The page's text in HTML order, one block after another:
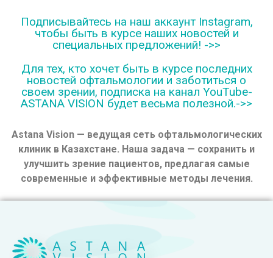
Подписывайтесь на наш аккаунт Instagram,
чтобы быть в курсе наших новостей и
специальных предложений! ->>
Для тех, кто хочет быть в курсе последних
новостей офтальмологии и заботиться о
своем зрении, подписка на канал YouTube-
ASTANA VISION будет весьма полезной.->>
Astana Vision — ведущая сеть офтальмологических
клиник в Казахстане. Наша задача — сохранить и
улучшить зрение пациентов, предлагая самые
современные и эффективные методы лечения.